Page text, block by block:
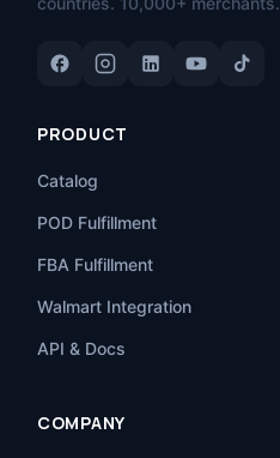
PRODUCT
Catalog
POD Fulfillment
FBA Fulfillment
Walmart Integration
API & Docs
COMPANY